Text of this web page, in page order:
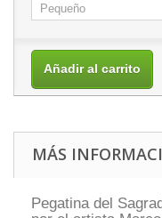
Añadir al carrito
MÁS
Pegatina del